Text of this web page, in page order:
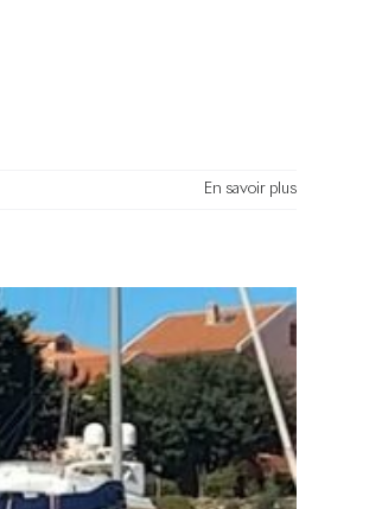
En savoir plus